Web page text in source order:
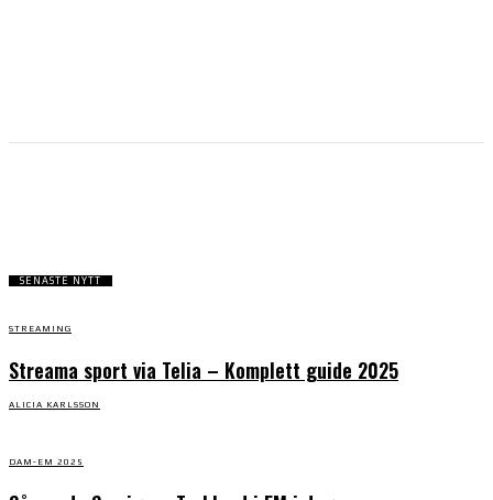
SENASTE NYTT
STREAMING
Streama sport via Telia – Komplett guide 2025
ALICIA KARLSSON
DAM-EM 2025